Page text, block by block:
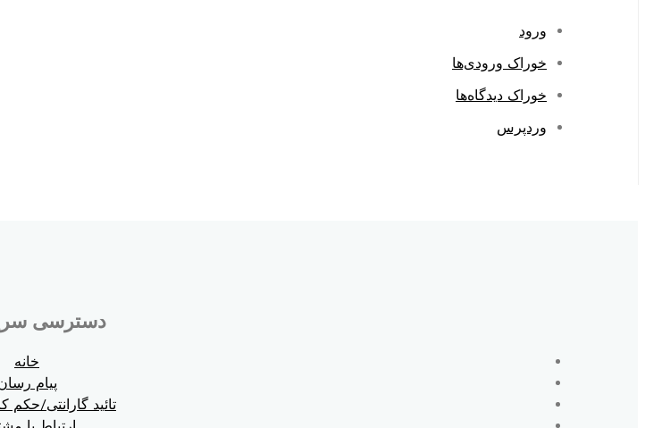
ورود
خوراک ورودی‌ها
خوراک دیدگاه‌ها
وردپرس
دسترسی
خانه
پیام
تائید گارانتی/حکم